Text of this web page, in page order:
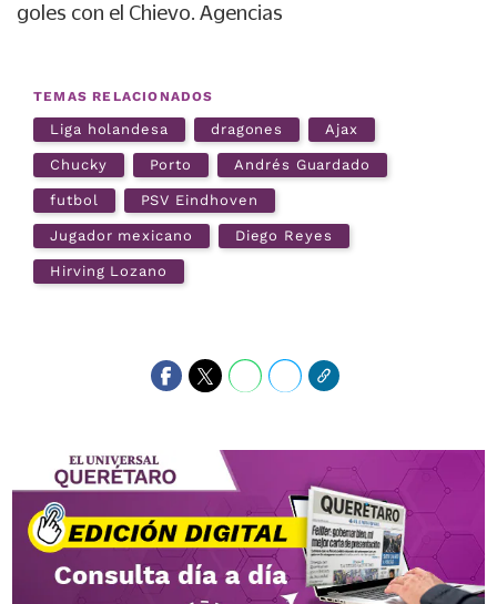
goles con el Chievo. Agencias
TEMAS RELACIONADOS
Liga holandesa dragones Ajax
Chucky Porto Andrés Guardado
futbol PSV Eindhoven
Jugador mexicano Diego Reyes
Hirving Lozano